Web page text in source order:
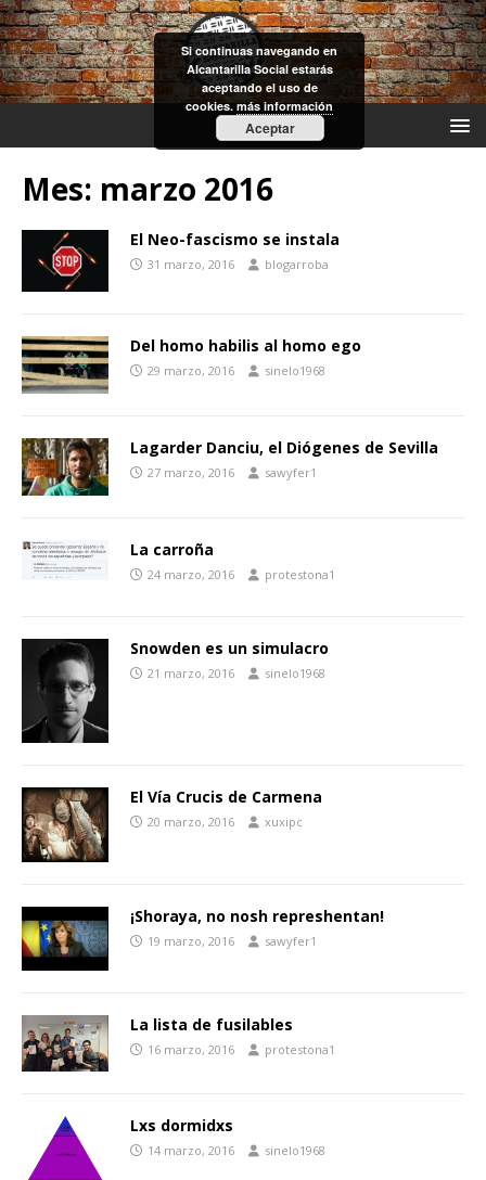
Mes: marzo 2016
El Neo-fascismo se instala
31 marzo, 2016 blogarroba
Del homo habilis al homo ego
29 marzo, 2016 sinelo1968
Lagarder Danciu, el Diógenes de Sevilla
27 marzo, 2016 sawyfer1
La carroña
24 marzo, 2016 protestona1
Snowden es un simulacro
21 marzo, 2016 sinelo1968
El Vía Crucis de Carmena
20 marzo, 2016 xuxipc
¡Shoraya, no nosh represhentan!
19 marzo, 2016 sawyfer1
La lista de fusilables
16 marzo, 2016 protestona1
Lxs dormidxs
14 marzo, 2016 sinelo1968
Si continuas navegando en
Alcantarilla Social estarás
aceptando el uso de
cookies.más información
Aceptar